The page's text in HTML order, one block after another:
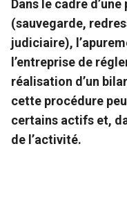
Dans le cadre
(sauvegarde,
judiciaire),
l’entreprise de
réalisation d’un
cette procédure
certains actifs et,
de l’activité.